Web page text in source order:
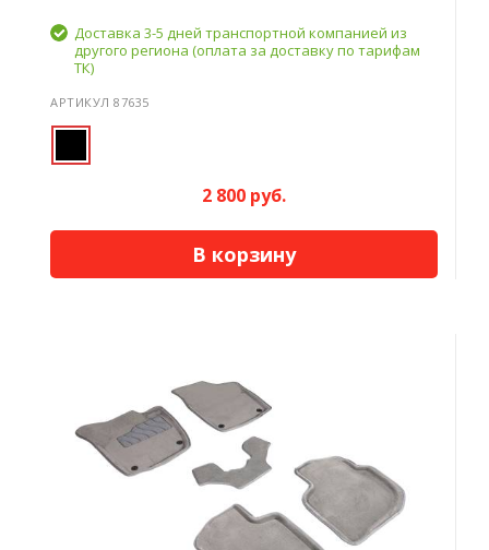
Доставка 3-5 дней транспортной компанией из
другого региона (оплата за доставку по тарифам
ТК)
АРТИКУЛ 87635
2 800 руб.
В корзину